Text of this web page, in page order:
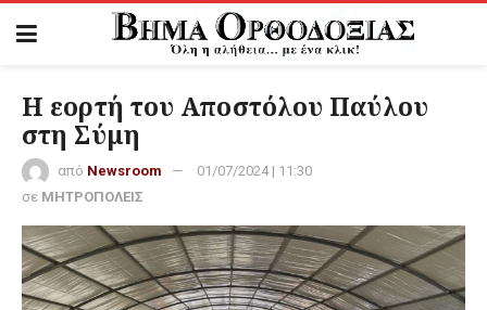
Η εορτή του Αποστόλου Παύλου
στη Σύμη
από Newsroom
01/07/2024 | 11:30
σε ΜΗΤΡΟΠΟΛΕΙΣ